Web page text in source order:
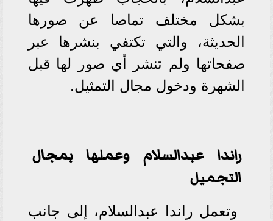
بشكل مختلف تماصا عن صورها
الحديثة، والتي تكتفي بنشرها عبر
صفحاتها ولم تنشر أي صور لها قبل
الشهرة ودخول مجال التمثيل.
راندا عبدالسلام وعملها بمجال
التجميل
وتعمل راندا عبدالسلام، إلى جانب